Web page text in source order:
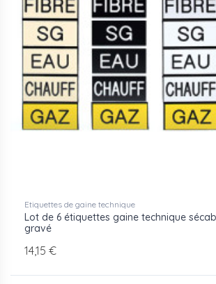
Etiquettes de gaine technique
Lot de 6 étiquettes gaine technique
gravé
14,15 €